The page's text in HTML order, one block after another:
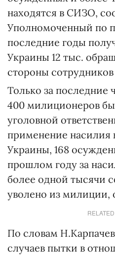
находятся в СИЗО,
Уполномоченный по
последние годы
Украины 12 тыс.
стороны
Только за последние
400 милиционеров
уголовной
применение насилия
Украины, 168
прошлом году за
более одной тысячи
уволено из милиции,
По словам
случаев пытки в